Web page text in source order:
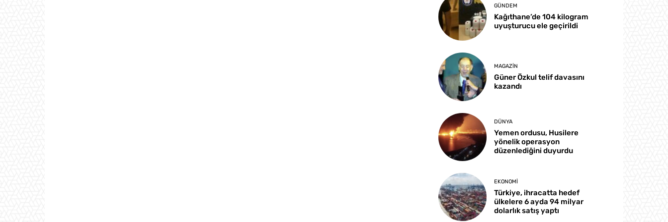
GÜNDEM
Kağıthane’de 104 kilogram
uyuşturucu ele geçirildi
MAGAZIN
Güner Özkul telif davasını
kazandı
DÜNYA
Yemen ordusu, Husilere
yönelik operasyon
düzenlediğini duyurdu
EKONOMI
Türkiye, ihracatta hedef
ülkelere 6 ayda 94 milyar
dolarlık satış yaptı